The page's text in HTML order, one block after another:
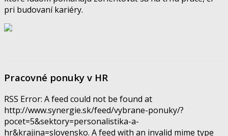
pri budovaní kariéry.
Pracovné ponuky v HR
RSS Error: A feed could not be found at
http://www.synergie.sk/feed/vybrane-ponuky/?
pocet=5&sektory=personalistika-a-
hr&krajina=slovensko. A feed with an invalid mime type